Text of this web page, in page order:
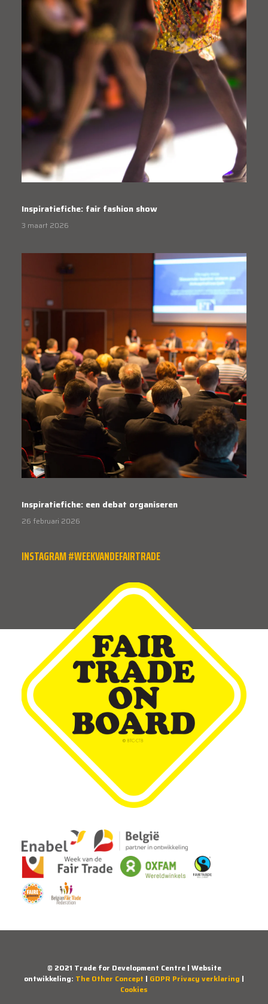
Inspiratiefiche: fair fashion show
3 maart 2026
Inspiratiefiche: een debat organiseren
26 februari 2026
INSTAGRAM #WEEKVANDEFAIRTRADE
© 2021 Trade for Development Centre | Website
ontwikkeling: The Other Concept | GDPR Privacy verklaring |
Cookies